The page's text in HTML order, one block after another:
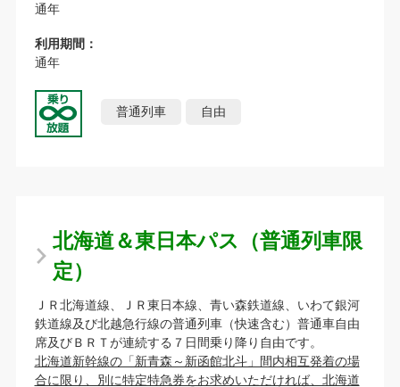
通年
利用期間：
通年
普通列車 自由
北海道＆東日本パス（普通列車限
定）
ＪＲ北海道線、ＪＲ東日本線、青い森鉄道線、いわて銀河
鉄道線及び北越急行線の普通列車（快速含む）普通車自由
席及びＢＲＴが連続する７日間乗り降り自由です。
北海道新幹線の「新青森～新函館北斗」間内相互発着の場
合に限り、別に特定特急券をお求めいただければ、北海道